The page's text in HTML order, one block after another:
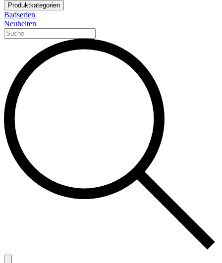
Produktkategorien
Badserien
Neuheiten